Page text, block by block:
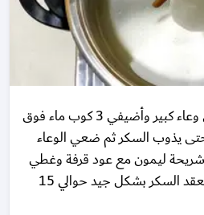
ضعي كوب ونصف سكر في وعاء كبير وأضيفي 3 كوب ماء فوق
يذوب السكر ثم ضعي الوعاء
ليمون مع عود قرفة وغطي
الوعاء، اتركي الوعاء حتى يتعقد السكر بشكل جيد حوالي 15